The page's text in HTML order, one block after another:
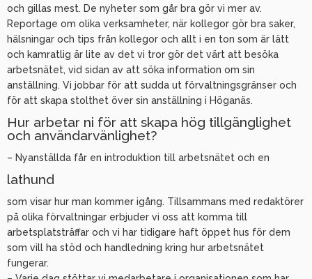
och gillas mest. De nyheter som går bra gör vi mer av.
Reportage om olika verksamheter, när kollegor gör bra saker,
hälsningar och tips från kollegor och allt i en ton som är lätt
och kamratlig är lite av det vi tror gör det värt att besöka
arbetsnätet, vid sidan av att söka information om sin
anställning. Vi jobbar för att sudda ut förvaltningsgränser och
för att skapa stolthet över sin anställning i Höganäs.
Hur arbetar ni för att skapa hög tillgänglighet
och användarvänlighet?
– Nyanställda får en introduktion till arbetsnätet och en
lathund
som visar hur man kommer igång. Tillsammans med redaktörer
på olika förvaltningar erbjuder vi oss att komma till
arbetsplatsträffar och vi har tidigare haft öppet hus för dem
som vill ha stöd och handledning kring hur arbetsnätet
fungerar.